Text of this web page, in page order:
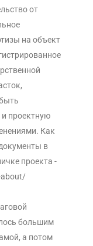
от
на объект
проектную
Как
в
проекта -
большим
а потом